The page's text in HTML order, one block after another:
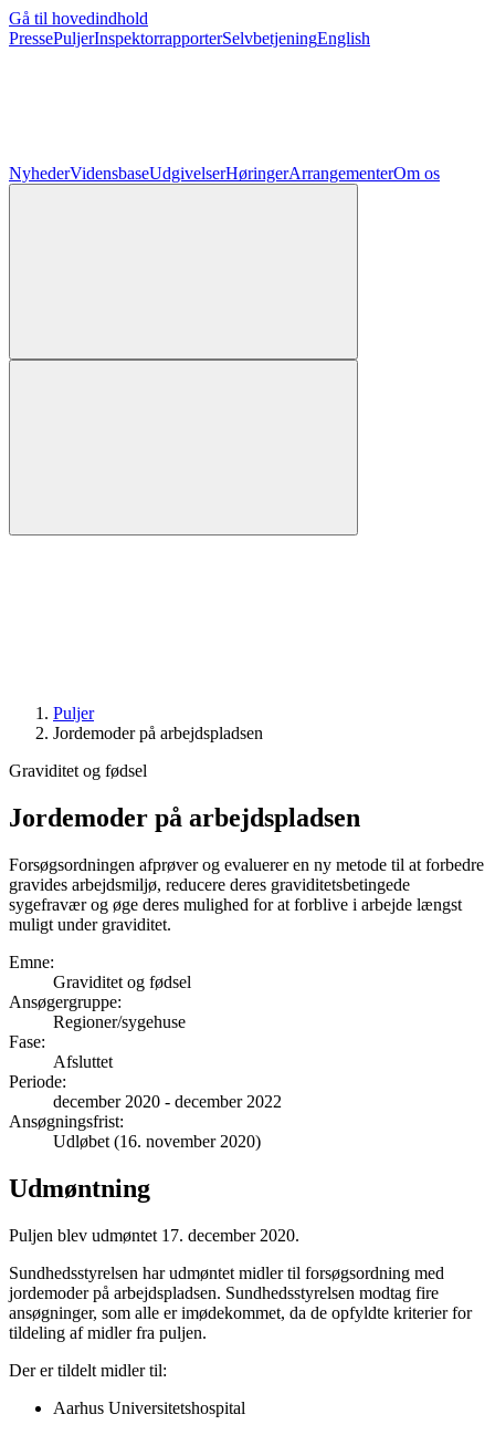
Gå til hovedindhold
PressePuljerInspektorrapporterSelvbetjeningEnglish
NyhederVidensbaseUdgivelserHøringerArrangementerOm os
Puljer
Jordemoder på arbejdspladsen
Graviditet og fødsel
Jordemoder på arbejdspladsen
Forsøgsordningen afprøver og evaluerer en ny metode til at forbedre
gravides arbejdsmiljø, reducere deres graviditetsbetingede
sygefravær og øge deres mulighed for at forblive i arbejde længst
muligt under graviditet.
Emne:
Graviditet og fødsel
Ansøgergruppe:
Regioner/sygehuse
Fase:
Afsluttet
Periode:
december 2020 - december 2022
Ansøgningsfrist:
Udløbet (16. november 2020)
Udmøntning
Puljen blev udmøntet 17. december 2020.
Sundhedsstyrelsen har udmøntet midler til forsøgsordning med
jordemoder på arbejdspladsen. Sundhedsstyrelsen modtag fire
ansøgninger, som alle er imødekommet, da de opfyldte kriterier for
tildeling af midler fra puljen.
Der er tildelt midler til:
Aarhus Universitetshospital